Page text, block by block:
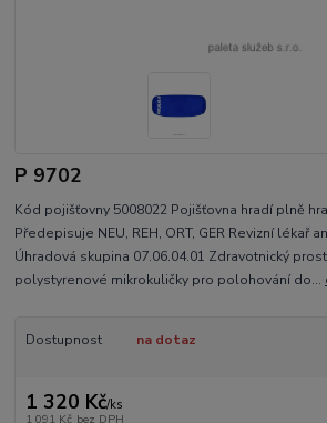
P 9702
Kód pojišťovny 5008022 Pojišťovna hradí plně
Předepisuje NEU, REH, ORT, GER Revizní lékař
Úhradová skupina 07.06.04.01 Zdravotnický
polystyrenové mikrokuličky pro polohování do...
Dostupnost na dotaz
1 320 Kč/ks
1 091 Kč bez DPH